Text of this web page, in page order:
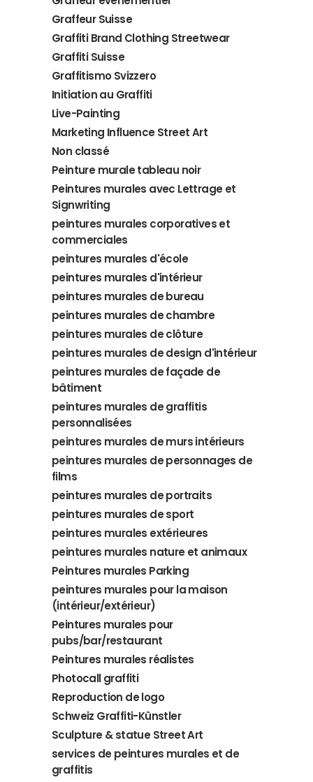
Graffeur Suisse
Graffiti Brand Clothing Streetwear
Graffiti Suisse
Graffitismo Svizzero
Initiation au Graffiti
Live-Painting
Marketing Influence Street Art
Non classé
Peinture murale tableau noir
Peintures murales avec Lettrage et
Signwriting
peintures murales corporatives et
commerciales
peintures murales d'école
peintures murales d'intérieur
peintures murales de bureau
peintures murales de chambre
peintures murales de clôture
peintures murales de design d'intérieur
peintures murales de façade de
bâtiment
peintures murales de graffitis
personnalisées
peintures murales de murs intérieurs
peintures murales de personnages de
films
peintures murales de portraits
peintures murales de sport
peintures murales extérieures
peintures murales nature et animaux
Peintures murales Parking
peintures murales pour la maison
(intérieur/extérieur)
Peintures murales pour
pubs/bar/restaurant
Peintures murales réalistes
Photocall graffiti
Reproduction de logo
Schweiz Graffiti-Künstler
Sculpture & statue Street Art
services de peintures murales et de
graffitis